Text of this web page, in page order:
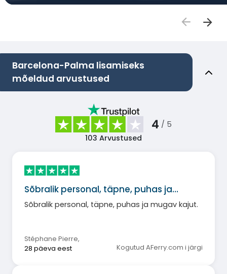
Barcelona-Palma lisamiseks
mõeldud arvustused
4 / 5
103 Arvustused
Sõbralik personal, täpne, puhas ja…
Sõbralik personal, täpne, puhas ja mugav kajut.
Stéphane Pierre,
28 päeva eest
Kogutud AFerry.com i järgi